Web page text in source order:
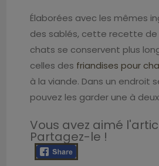
Élaborées avec les mêmes
des sablés, cette recette de
chats se conservent plus
celles des friandises pour
à la viande. Dans un endroit
pouvez les garder une à
Vous avez aimé
Partagez-le !